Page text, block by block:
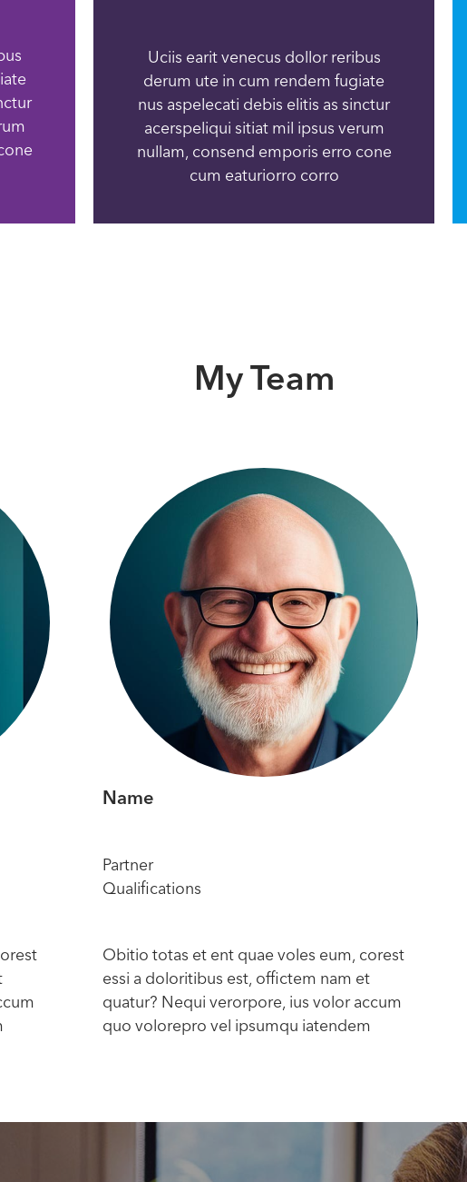
Uciis earit venecus dollor reribus
derum ute in cum rendem fugiate
nus aspelecati debis elitis as sinctur
acerspeliqui sitiat mil ipsus verum
nullam, consend emporis erro cone
cum eaturiorro corro
My Team
Name
Partner
Qualifications
Obitio totas et ent quae voles eum, corest
essi a doloritibus est, offictem nam et
quatur? Nequi verorpore, ius volor accum
quo volorepro vel ipsumqu iatendem